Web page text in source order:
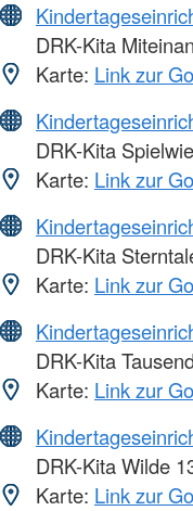
DRK-Kita
Karte: Link zur
DRK-Kita
Karte: Link zur
DRK-Kita
Karte: Link zur
DRK-Kita
Karte: Link zur
DRK-Kita Wilde
Karte: Link zur